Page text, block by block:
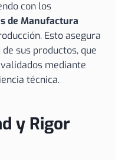
con los
de Manufactura
Esto asegura
sus productos, que
mediante
técnica.
y Rigor